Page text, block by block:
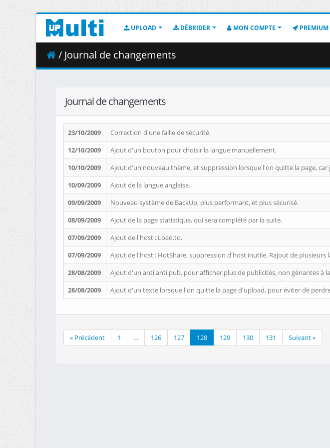
UPLOAD DÉBRIDER MON COMPTE PREMIUM
/ Journal de changements
Journal de changements
23/10/2009
Correction d'une faille de sécurité.
12/10/2009
Ajout d'un bouton pour choisir la langue manuellement.
10/10/2009
Ajout d'un nouveau thème, et suppression lorsque l'on quitte la page,
10/09/2009
Ajout de la langue anglaise.
09/09/2009
Nouveau système de BackUp, plus performant, et plus sécurisé.
08/09/2009
Ajout de la page statistique, qui sera complété par la suite.
07/09/2009
Ajout de l'host : Load.to.
07/09/2009
Ajout de l'host : HotShare, suppression d'host inutile. Rajout de plusieurs
28/08/2009
Ajout d'un anti anti pub, pour afficher plus de publicités, non génantes à
28/08/2009
Ajout d'un texte lorsque l'on quitte la page d'upload, pour éviter de
« Précédent 1 … 126 127 128 129 130 131 Suivant »